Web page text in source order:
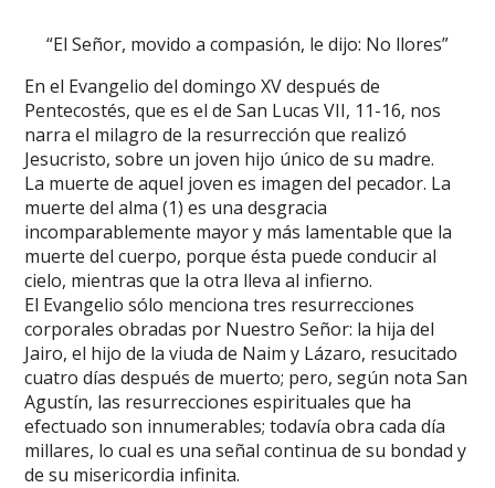
“El Señor, movido a compasión, le dijo: No llores”
En el Evangelio del domingo XV después de
Pentecostés, que es el de San Lucas VII, 11-16, nos
narra el milagro de la resurrección que realizó
Jesucristo, sobre un joven hijo único de su madre.
La muerte de aquel joven es imagen del pecador. La
muerte del alma (1) es una desgracia
incomparablemente mayor y más lamentable que la
muerte del cuerpo, porque ésta puede conducir al
cielo, mientras que la otra lleva al infierno.
El Evangelio sólo menciona tres resurrecciones
corporales obradas por Nuestro Señor: la hija del
Jairo, el hijo de la viuda de Naim y Lázaro, resucitado
cuatro días después de muerto; pero, según nota San
Agustín, las resurrecciones espirituales que ha
efectuado son innumerables; todavía obra cada día
millares, lo cual es una señal continua de su bondad y
de su misericordia infinita.